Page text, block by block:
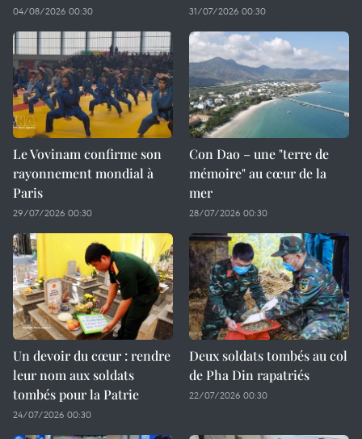
04/08/2026 00:30 31/07/2026 00:30
Le Vovinam confirme son
rayonnement mondial à
Paris
29/07/2026 00:30
Con Dao – une "terre de
mémoire" au cœur de la
mer
28/07/2026 00:30
Un devoir du cœur : rendre
leur nom aux soldats
tombés pour la Patrie
24/07/2026 00:30
Deux soldats tombés au col
de Pha Din rapatriés
22/07/2026 00:30